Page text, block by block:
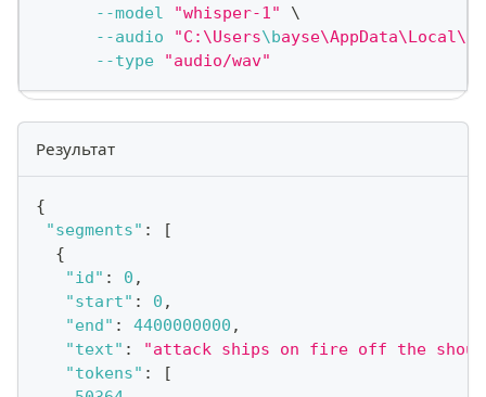
--model
"whisper-1"
\
--audio
"C:\Users\b
--type
"audio/wav"
Результат
{
"segments" :
[
{
"id" : 0 ,
"start" : 0 ,
"end" : 4400000000 ,
"text" :
"attack ships on fire off the
"tokens" :
[